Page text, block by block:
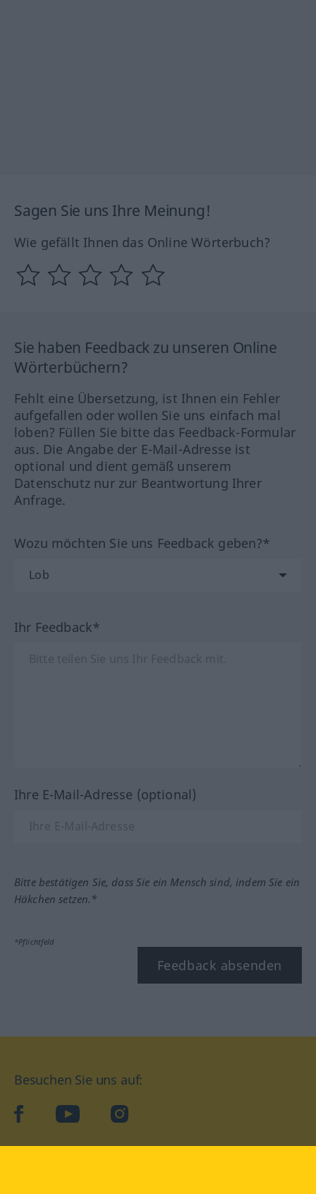
Sagen Sie uns Ihre Meinung!
Wie gefällt Ihnen das Online Wörterbuch?
Sie haben Feedback zu unseren Online
Wörterbüchern?
Fehlt eine Übersetzung, ist Ihnen ein Fehler
aufgefallen oder wollen Sie uns einfach mal
loben? Füllen Sie bitte das Feedback-Formular
aus. Die Angabe der E-Mail-Adresse ist
optional und dient gemäß unserem
Datenschutz nur zur Beantwortung Ihrer
Anfrage.
Wozu möchten Sie uns Feedback geben?*
Ihr Feedback*
Ihre E-Mail-Adresse (optional)
Bitte bestätigen Sie, dass Sie ein Mensch sind, indem Sie ein
Häkchen setzen.*
*Pflichtfeld
Feedback absenden
Besuchen Sie uns auf:
facebookYouTube Instagram